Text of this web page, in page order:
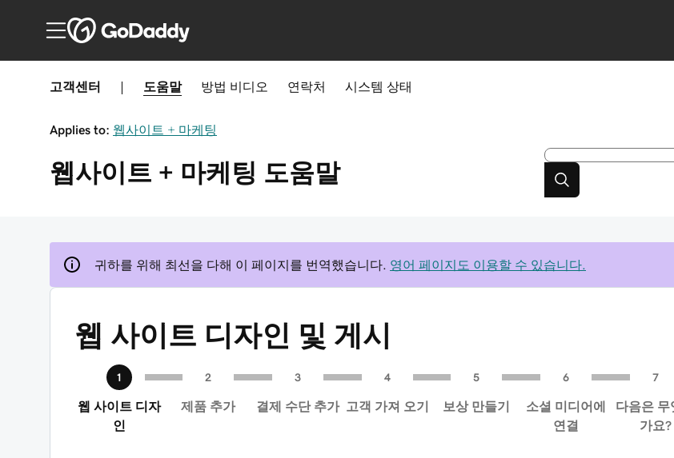
고객센터 도움말 방법 비디오 연락처 시스템 상태
Applies to: 웹사이트 + 마케팅
웹사이트 + 마케팅 도움말
귀하를 위해 최선을 다해 이 페이지를 번역했습니다. 영어 페이지도 이용할 수 있습니다.
웹 사이트 디자인 및 게시
웹 사이트 디자
인
제품 추가 결제 수단 추가 고객 가져 오기 보상 만들기
소셜 미디어에
연결
다음은 무
가요?